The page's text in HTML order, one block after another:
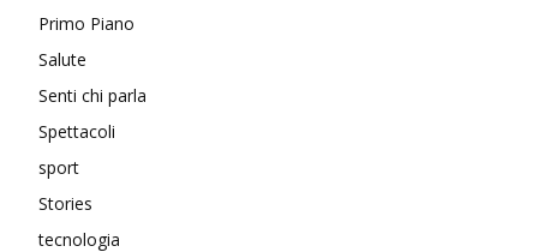
Primo Piano
Salute
Senti chi parla
Spettacoli
sport
Stories
tecnologia